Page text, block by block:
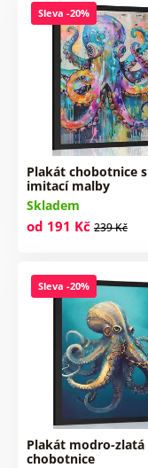
Sleva -20%
Plakát chobotnice s
imitací malby
Skladem
od 191 Kč 239 Kč
Sleva -20%
Plakát modro-zlatá
chobotnice